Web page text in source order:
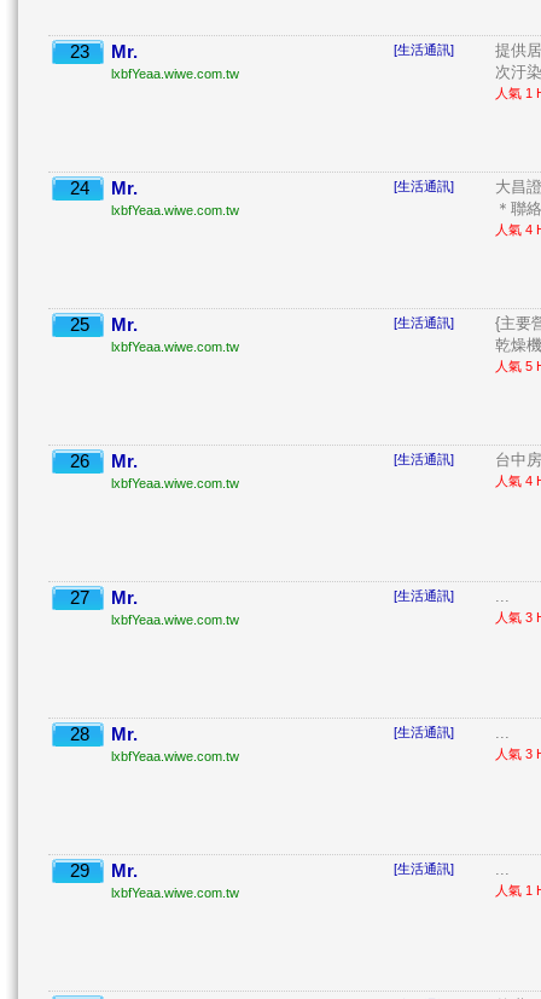
23 Mr.
lxbfYeaa.wiwe.com.tw
[生活通訊]
提供
次汙
人氣 1
24 Mr.
lxbfYeaa.wiwe.com.tw
[生活通訊]
大昌
＊聯
人氣 4
25 Mr.
lxbfYeaa.wiwe.com.tw
[生活通訊]
{主要
乾燥
人氣 5
26 Mr.
lxbfYeaa.wiwe.com.tw
[生活通訊] 台中
人氣 4
27 Mr.
lxbfYeaa.wiwe.com.tw
[生活通訊] ...
人氣 3
28 Mr.
lxbfYeaa.wiwe.com.tw
[生活通訊] ...
人氣 3
29 Mr.
lxbfYeaa.wiwe.com.tw
[生活通訊] ...
人氣 1